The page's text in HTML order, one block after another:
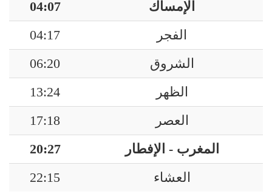
الإمساك
04:07
الفجر
04:17
الشروق
06:20
الظهر
13:24
العصر
17:18
المغرب - الإفطار
20:27
العشاء
22:15